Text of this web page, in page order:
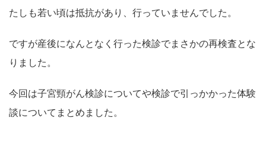
たしも若い頃は抵抗があり、行っていませんでした。
ですが産後になんとなく行った検診でまさかの再検査とな
りました。
今回は子宮頸がん検診についてや検診で引っかかった体験
談についてまとめました。